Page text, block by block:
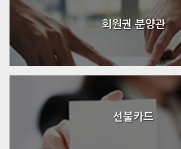
회원권 분양관
선불카드